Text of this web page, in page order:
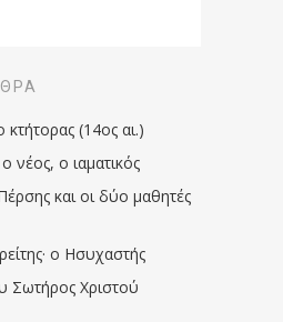
(14ος αι.)
νέος, ο ιαματικός
και οι δύο μαθητές
· ο Ησυχαστής
Χριστού